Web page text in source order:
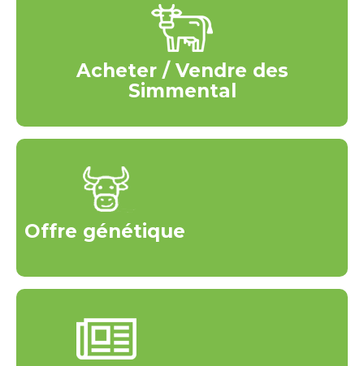
Acheter / Vendre des
Simmental
Offre génétique